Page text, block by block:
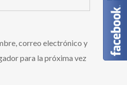
correo electrónico y
para la próxima vez